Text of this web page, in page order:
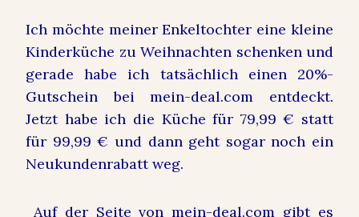
Ich möchte meiner Enkeltochter eine kleine
Kinderküche zu Weihnachten schenken und
gerade habe ich tatsächlich einen 20%-
Gutschein bei mein-deal.com entdeckt.
Jetzt habe ich die Küche für 79,99 € statt
für 99,99 € und dann geht sogar noch ein
Neukundenrabatt weg.
Auf der Seite von mein-deal.com gibt es